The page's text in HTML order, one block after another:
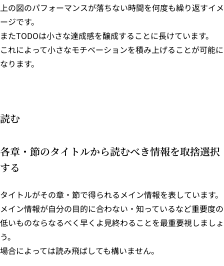
上の図のパフォーマンスが落ちない時間を何度も繰り返すイメ
ージです。
またTODOは小さな達成感を醸成することに長けています。
これによって小さなモチベーションを積み上げることが可能に
なります。
読む
各章・節のタイトルから読むべき情報を取捨選択
する
タイトルがその章・節で得られるメイン情報を表しています。
メイン情報が自分の目的に合わない・知っているなど重要度の
低いものならなるべく早くよ見終わることを最重要視しましょ
う。
場合によっては読み飛ばしても構いません。